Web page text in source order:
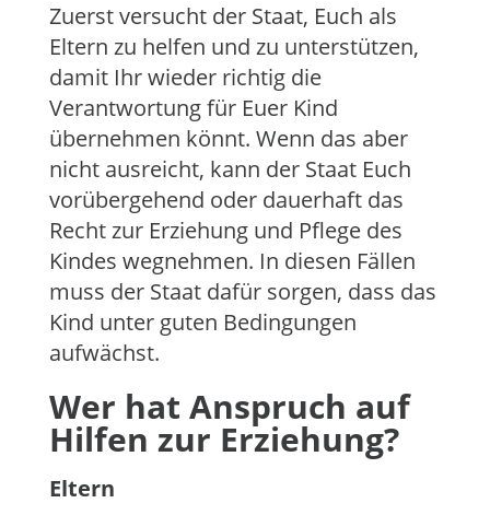
Zuerst versucht der Staat, Euch als
Eltern zu helfen und zu unterstützen,
damit Ihr wieder richtig die
Verantwortung für Euer Kind
übernehmen könnt. Wenn das aber
nicht ausreicht, kann der Staat Euch
vorübergehend oder dauerhaft das
Recht zur Erziehung und Pflege des
Kindes wegnehmen. In diesen Fällen
muss der Staat dafür sorgen, dass das
Kind unter guten Bedingungen
aufwächst.
Wer hat Anspruch auf
Hilfen zur Erziehung?
Eltern